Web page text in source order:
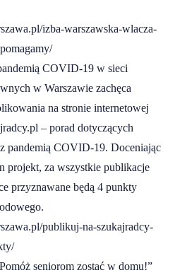
izba-warszawska-wlacza-
COVID-19 w sieci
w Warszawie zachęca
na stronie internetowej
– porad dotyczących
pandemią COVID-19. Doceniając
projekt, za wszystkie publikacje
przyznawane będą 4 punkty
publikuj-na-szukajradcy-
seniorom zostać w domu!”